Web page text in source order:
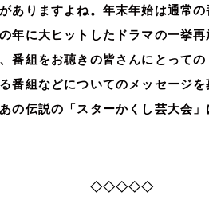
ありますよね。年末年始は通常
年に大ヒットしたドラマの一挙
番組をお聴きの皆さんにとって
番組などについてのメッセージを
の伝説の「スターかくし芸大会
◇◇◇◇◇